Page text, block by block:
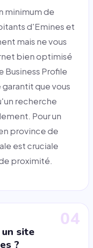
minimum de
d'Emines et
mais ne vous
bien optimisé
Business Profile
que vous
recherche
Pour un
province de
est cruciale
proximité.
04
site
?